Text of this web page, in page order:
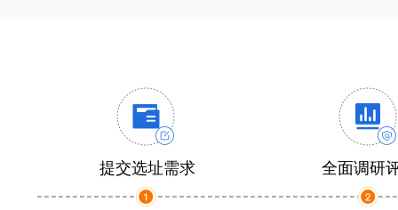
提交选址需求 全面调研